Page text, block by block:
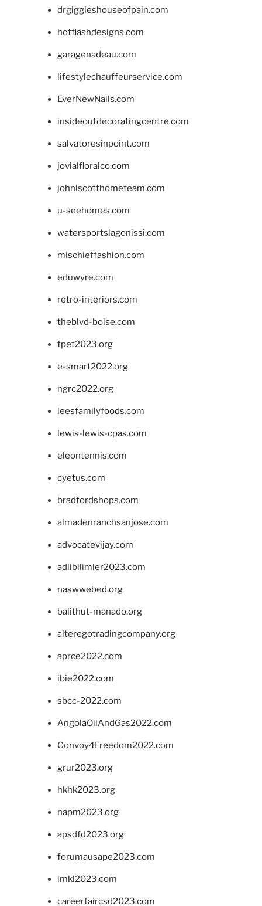
drgiggleshouseofpain.com
hotflashdesigns.com
garagenadeau.com
lifestylechauffeurservice.com
EverNewNails.com
insideoutdecoratingcentre.com
salvatoresinpoint.com
jovialfloralco.com
johnlscotthometeam.com
u-seehomes.com
watersportslagonissi.com
mischieffashion.com
eduwyre.com
retro-interiors.com
theblvd-boise.com
fpet2023.org
e-smart2022.org
ngrc2022.org
leesfamilyfoods.com
lewis-lewis-cpas.com
eleontennis.com
cyetus.com
bradfordshops.com
almadenranchsanjose.com
advocatevijay.com
adlibilimler2023.com
naswwebed.org
balithut-manado.org
alteregotradingcompany.org
aprce2022.com
ibie2022.com
sbcc-2022.com
AngolaOilAndGas2022.com
Convoy4Freedom2022.com
grur2023.org
hkhk2023.org
napm2023.org
apsdfd2023.org
forumausape2023.com
imkl2023.com
careerfaircsd2023.com